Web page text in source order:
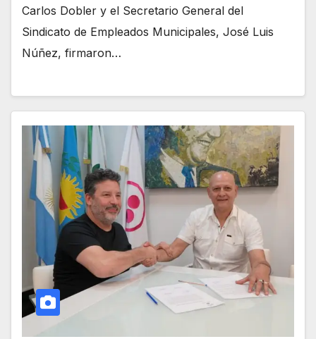
Carlos Dobler y el Secretario General del
Sindicato de Empleados Municipales, José Luis
Núñez, firmaron…